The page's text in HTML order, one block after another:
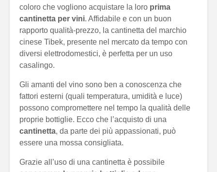
coloro che vogliono acquistare la loro prima
cantinetta per vini. Affidabile e con un buon
rapporto qualità-prezzo, la cantinetta del marchio
cinese Tibek, presente nel mercato da tempo con
diversi elettrodomestici, è perfetta per un uso
casalingo.
Gli amanti del vino sono ben a conoscenza che
fattori esterni (quali temperatura, umidità e luce)
possono compromettere nel tempo la qualità delle
proprie bottiglie. Ecco che l’acquisto di una
cantinetta, da parte dei più appassionati, può
essere una mossa consigliata.
Grazie all’uso di una cantinetta è possibile